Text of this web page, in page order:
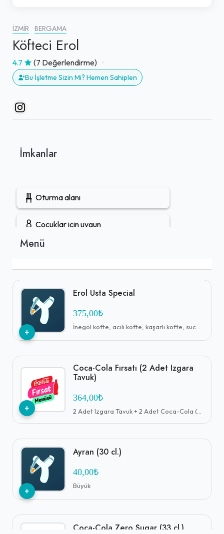
İZMIR BERGAMA
Köfteci Erol
4.7 (7 Değerlendirme)
Bu İşletme Sizin Mi? Hemen Sahiplen
İmkanlar
Oturma alanı
Çocuklar için uygun
Öğle yemeği servisi
Tuvalet mevcut
Akşam yemeği servisi
Menü
+
Erol Usta Special
375,00₺
İnegöl köfte, acılı köfte, kaşarlı köfte, sucuk, tavuk incik
+
Coca-Cola Fırsatı (2 Adet Izgara
Tavuk)
364,00₺
+
Ayran (30 cl.)
40,00₺
Büyük
Coca-Cola Zero Sugar (33 cl.)